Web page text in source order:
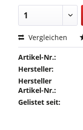
Vergleichen
Artikel-Nr.:
Hersteller:
Hersteller
Artikel-Nr.:
Gelistet seit: